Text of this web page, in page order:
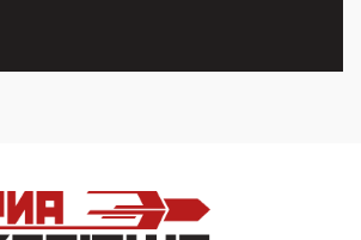
активно пользуются аккаунтами на